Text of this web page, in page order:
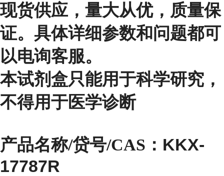
现货供应，量大从优，质量保
证。具体详细参数和问题都可
以电询客服。
本试剂盒只能用于科学研究，
不得用于医学诊断
产品名称/贷号/CAS： KKX-
17787R